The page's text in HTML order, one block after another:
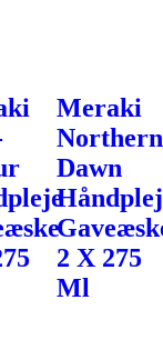
Meraki
Northern
Dawn
2 X 275
Ml